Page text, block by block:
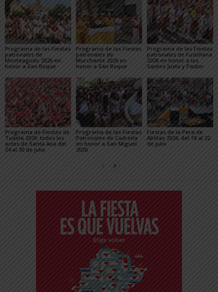
Programa de las Fiestas
patronales de
Monteagudo 2026 en
honor a San Roque
Programa de las Fiestas
patronales de
Murchante 2026 en
honor a San Roque
Programa de las Fiestas
patronales de Fustiñana
2026 en honor a los
Santos Justo y Pastor
Programa de Fiestas de
Tudela 2026: todos los
actos de Santa Ana del
24 al 30 de julio
Programa de las Fiestas
Patronales de Cadreita
en honor a San Miguel
2026
Fiestas de la Pera de
Ablitas 2026, del 18 al 22
de julio